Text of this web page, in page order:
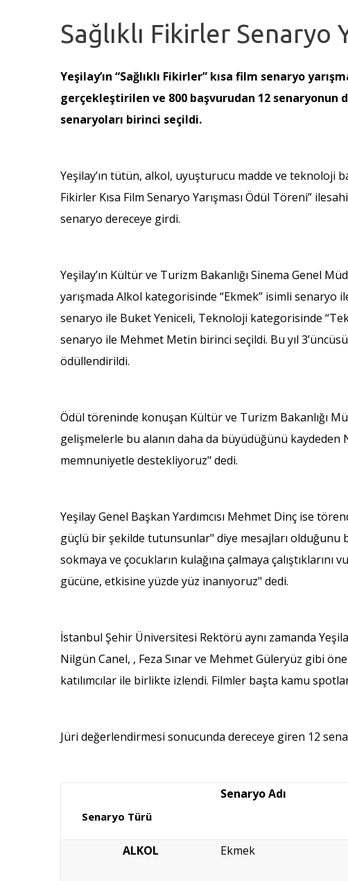
Sağlıklı Fikirler Senaryo
Yeşilay’ın “Sağlıklı Fikirler” kısa film senaryo
gerçekleştirilen ve 800 başvurudan 12 senaryonun
senaryoları birinci seçildi.
Yeşilay’ın tütün, alkol, uyuşturucu madde ve teknoloji
Fikirler Kısa Film Senaryo Yarışması Ödül Töreni”
senaryo dereceye girdi.
Yeşilay’ın Kültür ve Turizm Bakanlığı Sinema Genel
yarışmada Alkol kategorisinde “Ekmek” isimli
senaryo ile Buket Yeniceli, Teknoloji kategorisinde
senaryo ile Mehmet Metin birinci seçildi. Bu yıl
ödüllendirildi.
Ödül töreninde konuşan Kültür ve Turizm Bakanlığı
gelişmelerle bu alanın daha da büyüdüğünü kaydeden
memnuniyetle destekliyoruz" dedi.
Yeşilay Genel Başkan Yardımcısı Mehmet Dinç ise
güçlü bir şekilde tutunsunlar" diye mesajları olduğunu
sokmaya ve çocukların kulağına çalmaya
gücüne, etkisine yüzde yüz inanıyoruz" dedi.
İstanbul Şehir Üniversitesi Rektörü aynı zamanda
Nilgün Canel, , Feza Sınar ve Mehmet Güleryüz gibi
katılımcılar ile birlikte izlendi. Filmler başta kamu
Jüri değerlendirmesi sonucunda dereceye giren 12
Senaryo Türü
Senaryo Adı
ALKOL Ekmek